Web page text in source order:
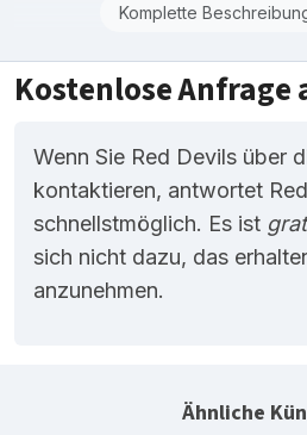
Komplette
Kostenlose Anfrage
Wenn Sie Red Devils über
kontaktieren, antwortet
schnellstmöglich. Es ist
sich nicht dazu, das
anzunehmen.
Ähnliche